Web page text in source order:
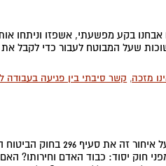
בקע מפשעתי, אשפזו וניתחו
שעל המבוטח לעבור כדי לקבל
מזכה, קשר סיבתי בין פגיעה בעבודה
התביעה לקצבת זקנה הוגשה למוסד לביטוח לאומי באיחור של 5 שנים. אם מחילים על
סעיף יישום טכני, ייסוג מפני חוק יסוד: כבוד האדם